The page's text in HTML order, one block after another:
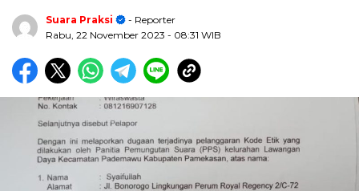
Suara Praksi
- Reporter
Rabu, 22 November 2023 - 08:31 WIB